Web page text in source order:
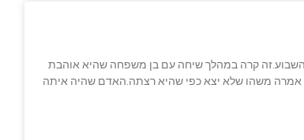
השבוע.זה קרה במהלך שיחה עם בן משפחה שהיא אוהבת
אמרה משהו שלא יצא כפי שהיא רצתה.האדם שהיה איתה